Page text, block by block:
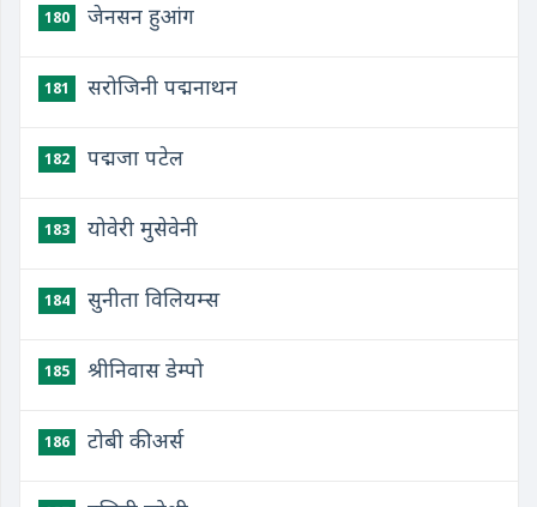
180 जेनसन हुआंग
181 सरोजिनी पद्मनाथन
182 पद्मजा पटेल
183 योवेरी मुसेवेनी
184 सुनीता विलियम्स
185 श्रीनिवास डेम्पो
186 टोबी कीअर्स